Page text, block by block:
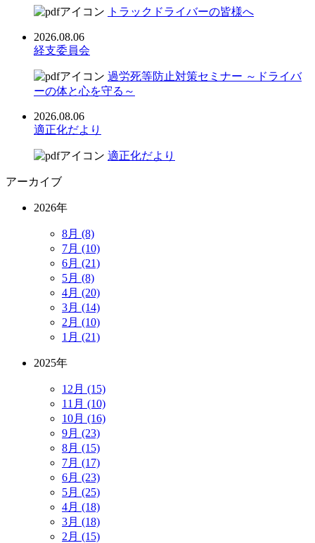
トラックドライバーの皆様へ
2026.08.06
経支委員会
過労死等防止対策セミナー ～ドライバ
ーの体と心を守る～
2026.08.06
適正化だより
適正化だより
アーカイブ
2026年
8月 (8)
7月 (10)
6月 (21)
5月 (8)
4月 (20)
3月 (14)
2月 (10)
1月 (21)
2025年
12月 (15)
11月 (10)
10月 (16)
9月 (23)
8月 (15)
7月 (17)
6月 (23)
5月 (25)
4月 (18)
3月 (18)
2月 (15)